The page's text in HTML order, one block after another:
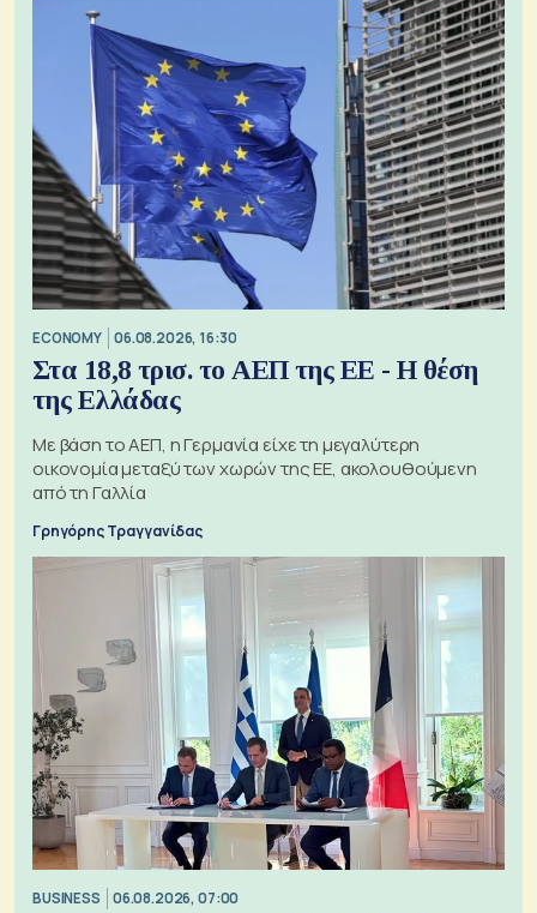
ECONOMY 06.08.2026, 16:30
Στα 18,8 τρισ. το ΑΕΠ της ΕΕ - Η θέση
της Ελλάδας
Με βάση το ΑΕΠ, η Γερμανία είχε τη μεγαλύτερη
οικονομία μεταξύ των χωρών της ΕΕ, ακολουθούμενη
από τη Γαλλία
Γρηγόρης Τραγγανίδας
BUSINESS 06.08.2026, 07:00